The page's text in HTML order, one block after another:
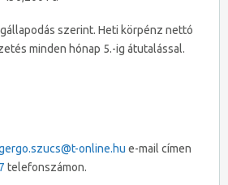
szerint. Heti körpénz nettó
minden hónap 5.-ig átutalással.
online.hu e-mail címen
telefonszámon.